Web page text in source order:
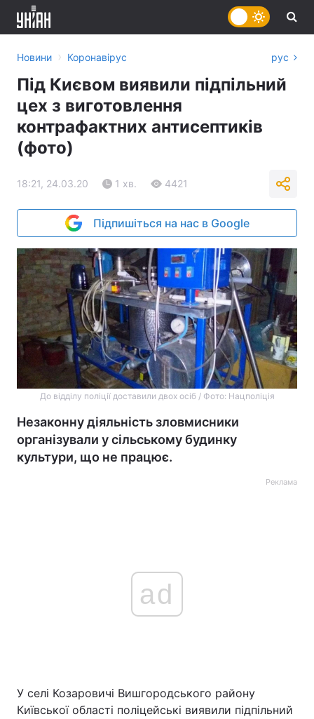
Головна Війна
Новини › Коронавірус рус
Під Києвом виявили підпільний
цех з виготовлення
контрафактних антисептиків
(фото)
18:21, 24.03.20 1 хв. 4421
Підпишіться на нас в Google
До відділу поліції доставили двох осіб / Фото: Нацполіція
Незаконну діяльність зловмисники
організували у сільському будинку
культури, що не працює.
Реклама
ad
У селі Козаровичі Вишгородського району
Київської області поліцейські виявили підпільний